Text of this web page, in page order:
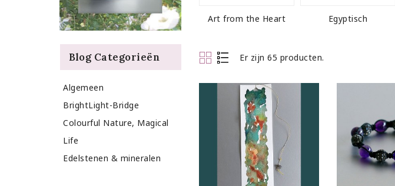
Blog Categorieën
Algemeen
BrightLight-Bridge
Colourful Nature, Magical
Life
Edelstenen & mineralen
Art from the Heart Egyptisch
Er zijn 65 producten.